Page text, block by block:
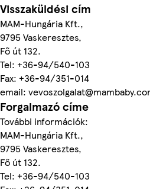
Visszaküldési cím
MAM-Hungária Kft.,
9795 Vaskeresztes,
Fő út 132.
Tel: +36-94/540-103
Fax: +36-94/351-014
email:
Forgalmazó címe
További információk:
MAM-Hungária Kft.,
9795 Vaskeresztes,
Fő út 132.
Tel: +36-94/540-103